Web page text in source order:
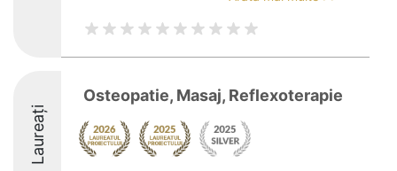
Laureați
Osteopatie, Masaj, Reflexoterapie